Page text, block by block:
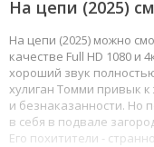
На цепи (2025)
На цепи (2025) можно
качестве Full HD 1080 и
хороший звук
хулиган Томми привык
и безнаказанности. Но
в себя в подвале
Его похитители -